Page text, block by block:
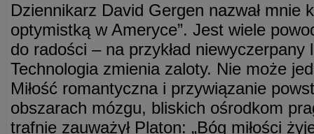
Dziennikarz David Gergen nazwał mnie
optymistką w Ameryce”. Jest wiele
do radości – na przykład niewyczerpany
Technologia zmienia zaloty. Nie może
Miłość romantyczna i przywiązanie
obszarach mózgu, bliskich ośrodkom
trafnie zauważył Platon: „Bóg miłości